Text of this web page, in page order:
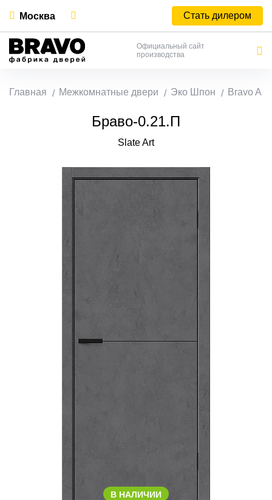
Москва Стать дилером
Официальный сайт
производства
Главная Межкомнатные двери Эко Шпон Bravo A
Браво-0.21.П
Slate Art
В НАЛИЧИИ